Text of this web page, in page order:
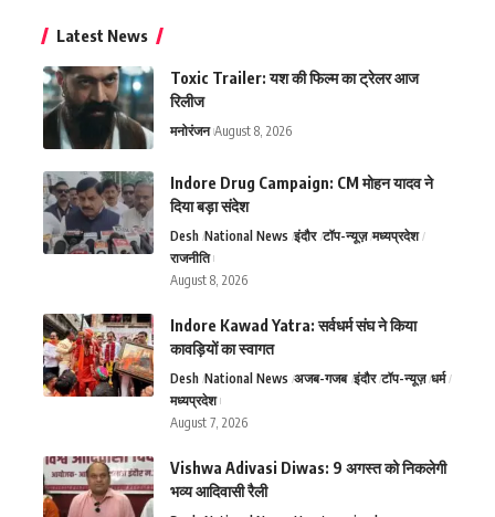
Latest News
Toxic Trailer: यश की फिल्म का ट्रेलर आज
रिलीज
मनोरंजन August 8, 2026
Indore Drug Campaign: CM मोहन यादव ने
दिया बड़ा संदेश
Desh National News इंदौर टॉप-न्यूज़ मध्यप्रदेश
राजनीति
August 8, 2026
Indore Kawad Yatra: सर्वधर्म संघ ने किया
कावड़ियों का स्वागत
Desh National News अजब-गजब इंदौर टॉप-न्यूज़ धर्म
मध्यप्रदेश
August 7, 2026
Vishwa Adivasi Diwas: 9 अगस्त को निकलेगी
भव्य आदिवासी रैली